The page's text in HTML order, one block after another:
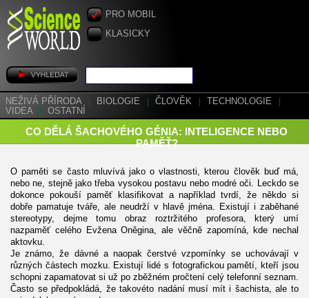
PRO MOBIL
KLASICKY
NEŽIVÁ PŘÍRODA BIOLOGIE ČLOVĚK TECHNOLOGIE
VIDEA
OSTATNÍ
CO DĚLÁ ŠACHOVÉHO GÉNIA: INTELIGENCE NEBO
PAMĚŤ?
O paměti se často mluvívá jako o vlastnosti, kterou člověk buď má,
nebo ne, stejně jako třeba vysokou postavu nebo modré oči. Leckdo se
dokonce pokouší paměť klasifikovat a například tvrdí, že někdo si
dobře pamatuje tváře, ale neudrží v hlavě jména. Existují i zaběhané
stereotypy, dejme tomu obraz roztržitého profesora, který umí
nazpaměť celého Evžena Oněgina, ale věčně zapomíná, kde nechal
aktovku.
Je známo, že dávné a naopak čerstvé vzpomínky se uchovávají v
různých částech mozku. Existují lidé s fotografickou pamětí, kteří jsou
schopni zapamatovat si už po zběžném pročtení celý telefonní seznam.
Často se předpokládá, že takovéto nadání musí mít i šachista, ale to